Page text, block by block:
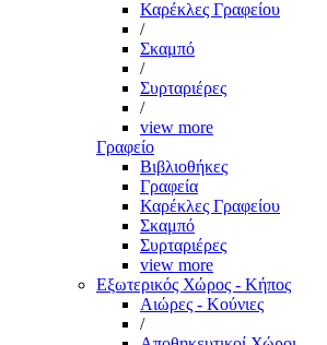
Καρέκλες Γραφείου
/
Σκαμπό
/
Συρταριέρες
/
view more
Γραφείο
Βιβλιοθήκες
Γραφεία
Καρέκλες Γραφείου
Σκαμπό
Συρταριέρες
view more
Εξωτερικός Χώρος - Κήπος
Αιώρες - Κούνιες
/